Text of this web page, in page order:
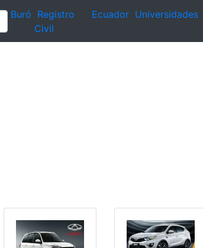
Buró Registro
Civil
Ecuador Universidades